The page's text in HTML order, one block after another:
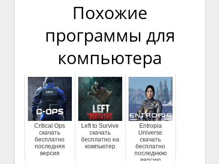
Похожие
программы для
компьютера
Critical Ops
скачать
бесплатно
последняя
версия
Left to Survive
скачать
бесплатно на
компьютер
Entropia
Universe
скачать
бесплатно
последнюю
версию